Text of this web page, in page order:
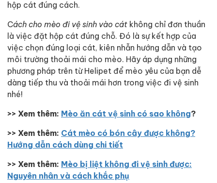
hộp cát đúng cách.
Cách cho mèo đi vệ sinh vào cát không chỉ đơn thuần
là việc đặt hộp cát đúng chỗ. Đó là sự kết hợp của
việc chọn đúng loại cát, kiên nhẫn hướng dẫn và tạo
môi trường thoải mái cho mèo. Hãy áp dụng những
phương pháp trên từ Helipet để mèo yêu của bạn dễ
dàng tiếp thu và thoải mái hơn trong việc đi vệ sinh
nhé!
>> Xem thêm: Mèo ăn cát vệ sinh có sao không?
>> Xem thêm: Cát mèo có bón cây được không?
Hướng dẫn cách dùng chi tiết
>> Xem thêm: Mèo bị liệt không đi vệ sinh được:
Nguyên nhân và cách khắc phụ